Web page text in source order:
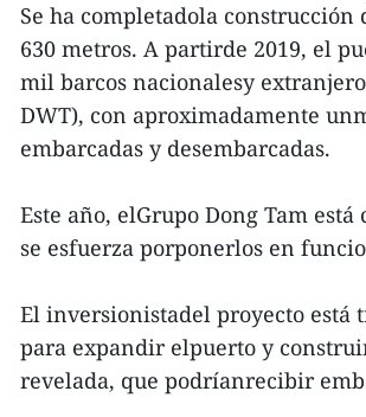
Se ha completadola
630 metros. A partirde 2019, el
mil barcos nacionalesy
DWT), con aproximadamente
embarcadas y desembarcadas.
Este año, elGrupo Dong Tam
se esfuerza porponerlos en
El inversionistadel proyecto está
para expandir elpuerto y
revelada, que podríanrecibir